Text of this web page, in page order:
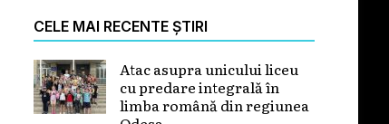
CELE MAI RECENTE ȘTIRI
Atac asupra unicului liceu
cu predare integrală în
limba română din regiunea